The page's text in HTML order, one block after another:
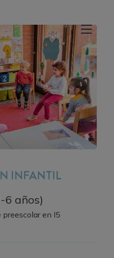
INFANTIL
6 años)
preescolar en I5